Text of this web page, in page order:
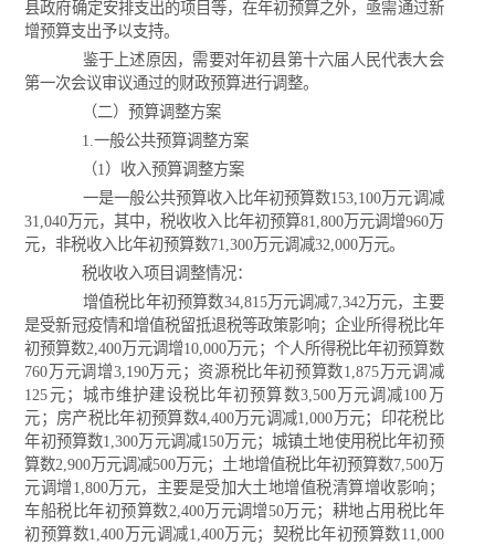
县政府确定安排支出的项目等，在年初预算之外，亟需通过新
增预算支出予以支持。
鉴于上述原因，需要对年初县第十六届人民代表大会
第一次会议审议通过的财政预算进行调整。
（二）预算调整方案
1.一般公共预算调整方案
（1）收入预算调整方案
一是一般公共预算收入比年初预算数153,100万元调减
31,040万元，其中，税收收入比年初预算81,800万元调增960万
元，非税收入比年初预算数71,300万元调减32,000万元。
税收收入项目调整情况：
增值税比年初预算数34,815万元调减7,342万元，主要
是受新冠疫情和增值税留抵退税等政策影响；企业所得税比年
初预算数2,400万元调增10,000万元；个人所得税比年初预算数
760万元调增3,190万元；资源税比年初预算数1,875万元调减
125元；城市维护建设税比年初预算数3,500万元调减100万
元；房产税比年初预算数4,400万元调减1,000万元；印花税比
年初预算数1,300万元调减150万元；城镇土地使用税比年初预
算数2,900万元调减500万元；土地增值税比年初预算数7,500万
元调增1,800万元，主要是受加大土地增值税清算增收影响；
车船税比年初预算数2,400万元调增50万元；耕地占用税比年
初预算数1,400万元调减1,400万元；契税比年初预算数11,000